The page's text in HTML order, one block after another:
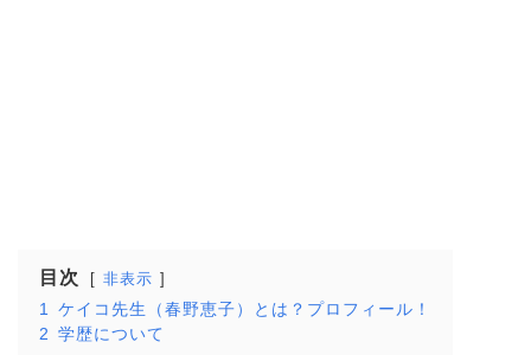
目次 非表示
1
ケイコ先生（春野恵子）とは？プロフィール！
2 学歴について